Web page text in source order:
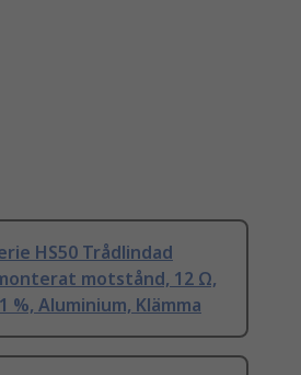
HS50 Trådlindad
motstånd, 12 Ω,
%, Aluminium, Klämma